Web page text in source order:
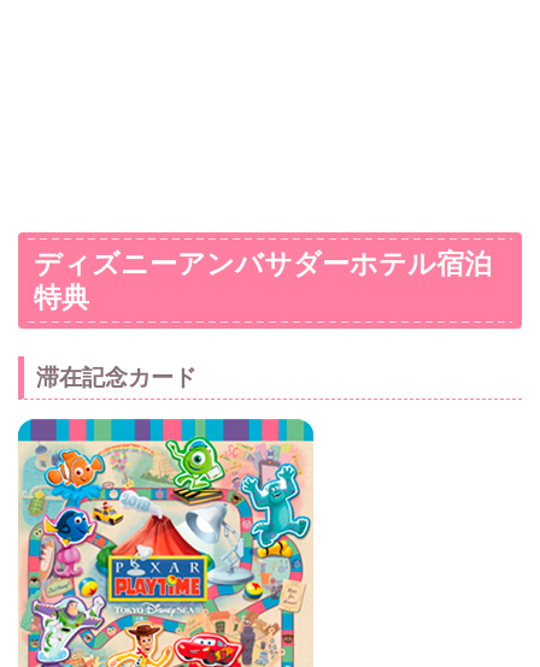
ディズニーアンバサダーホテル宿泊
特典
滞在記念カード